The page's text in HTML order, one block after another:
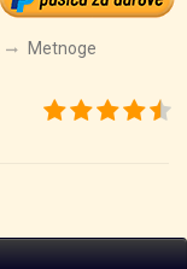
Metnoge